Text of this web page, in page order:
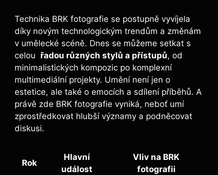
Technika BRK⁣ fotografie se postupně‌ vyvíjela
díky novým ⁤technologickým ​trendům a změnám
v umělecké scéně. Dnes se můžeme setkat‍ s
celou ‌ řadou​ různých stylů a přístupů, od‌
minimalistických kompozic ‍po komplexní
multimediální projekty. ‌Umění ​není jen ⁤o
estetice, ale také o emocích ⁤a sdílení příběhů. A
právě zde BRK fotografie ‍vyniká, neboť umí
zprostředkovat hlubší významy ​a podněcovat
‍diskusi.
Rok
Hlavní⁣
událost
Vliv na ‌BRK
‌fotografii